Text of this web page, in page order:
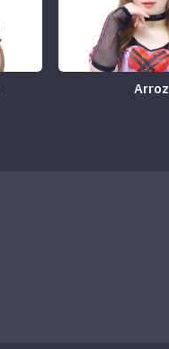
Arroz